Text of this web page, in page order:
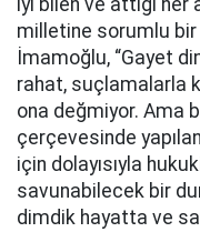
iyi bilen ve attığı her
milletine sorumlu bir
İmamoğlu, “Gayet
rahat, suçlamalarla
ona değmiyor. Ama
çerçevesinde
için dolayısıyla
savunabilecek bir
dimdik hayatta ve